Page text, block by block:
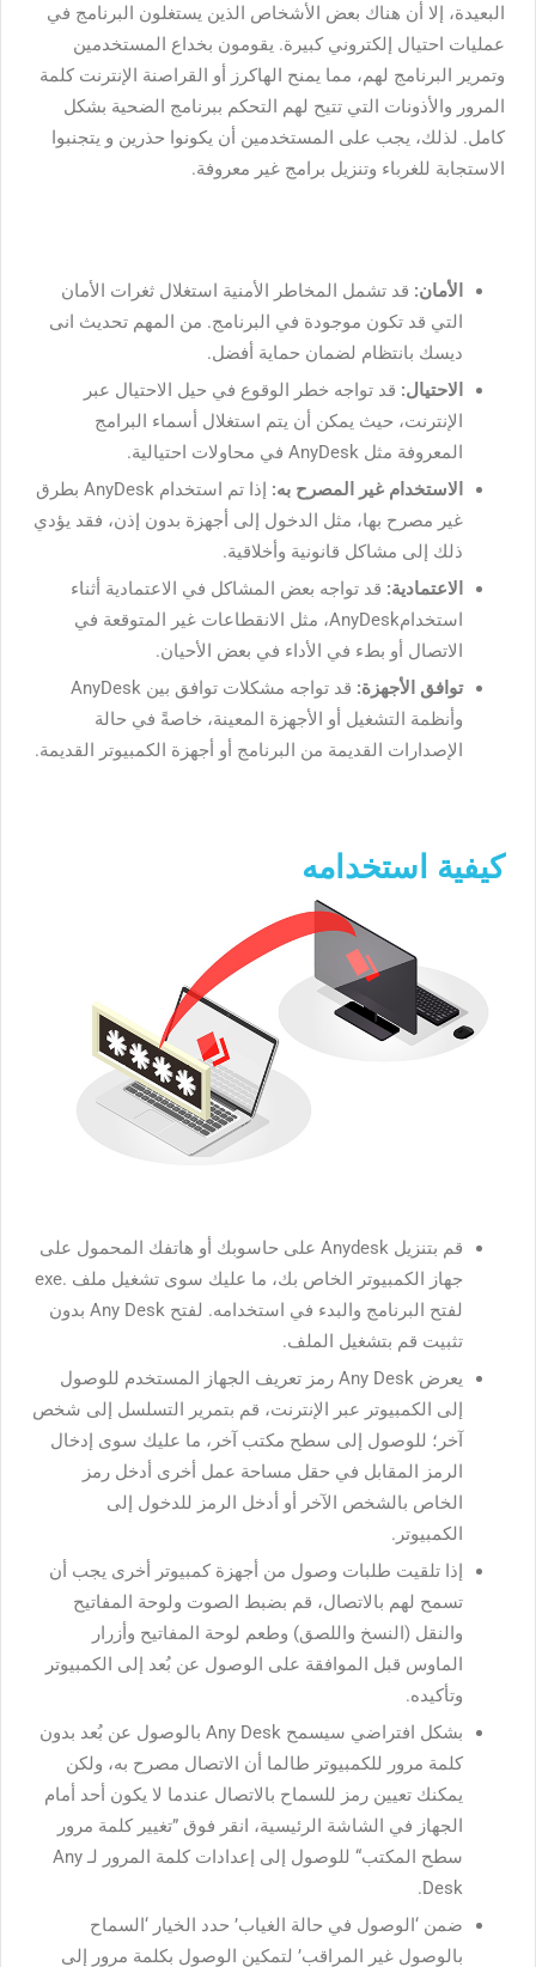
البعيدة، إلا أن هناك بعض الأشخاص الذين يستغلون البرنامج في
عمليات احتيال إلكتروني كبيرة. يقومون بخداع المستخدمين
وتمرير البرنامج لهم، مما يمنح الهاكرز أو القراصنة الإنترنت كلمة
المرور والأذونات التي تتيح لهم التحكم ببرنامج الضحية بشكل
كامل. لذلك، يجب على المستخدمين أن يكونوا حذرين و يتجنبوا
الاستجابة للغرباء وتنزيل برامج غير معروفة.
الأمان: قد تشمل المخاطر الأمنية استغلال ثغرات الأمان
التي قد تكون موجودة في البرنامج. من المهم تحديث انى
ديسك بانتظام لضمان حماية أفضل.
الاحتيال: قد تواجه خطر الوقوع في حيل الاحتيال عبر
الإنترنت، حيث يمكن أن يتم استغلال أسماء البرامج
المعروفة مثل AnyDesk في محاولات احتيالية.
الاستخدام غير المصرح به:
إذا تم استخدام AnyDesk بطرق
غير مصرح بها، مثل الدخول إلى أجهزة بدون إذن، فقد يؤدي
ذلك إلى مشاكل قانونية وأخلاقية.
الاعتمادية: قد تواجه بعض المشاكل في الاعتمادية أثناء
استخدامAnyDesk، مثل الانقطاعات غير المتوقعة في
الاتصال أو بطء في الأداء في بعض الأحيان.
توافق الأجهزة:
قد تواجه مشكلات توافق بين AnyDesk
وأنظمة التشغيل أو الأجهزة المعينة، خاصةً في حالة
الإصدارات القديمة من البرنامج أو أجهزة الكمبيوتر القديمة.
كيفية استخدامه
قم بتنزيل Anydesk على حاسوبك أو هاتفك المحمول على
جهاز الكمبيوتر الخاص بك، ما عليك سوى تشغيل ملف .exe
لفتح البرنامج والبدء في استخدامه. لفتح Any Desk بدون
تثبيت قم بتشغيل الملف.
يعرض Any Desk رمز تعريف الجهاز المستخدم للوصول
إلى الكمبيوتر عبر الإنترنت، قم بتمرير التسلسل إلى شخص
آخر؛ للوصول إلى سطح مكتب آخر، ما عليك سوى إدخال
الرمز المقابل في حقل مساحة عمل أخرى أدخل رمز
الخاص بالشخص الآخر أو أدخل الرمز للدخول إلى
الكمبيوتر.
إذا تلقيت طلبات وصول من أجهزة كمبيوتر أخرى يجب أن
تسمح لهم بالاتصال، قم بضبط الصوت ولوحة المفاتيح
والنقل (النسخ واللصق) وطعم لوحة المفاتيح وأزرار
الماوس قبل الموافقة على الوصول عن بُعد إلى الكمبيوتر
وتأكيده.
بشكل افتراضي سيسمح Any Desk بالوصول عن بُعد بدون
كلمة مرور للكمبيوتر طالما أن الاتصال مصرح به، ولكن
يمكنك تعيين رمز للسماح بالاتصال عندما لا يكون أحد أمام
الجهاز في الشاشة الرئيسية، انقر فوق ”تغيير كلمة مرور
سطح المكتب“ للوصول إلى إعدادات كلمة المرور لـ Any
Desk.
ضمن ‘الوصول في حالة الغياب’ حدد الخيار ‘السماح
بالوصول غير المراقب’ لتمكين الوصول بكلمة مرور إلى